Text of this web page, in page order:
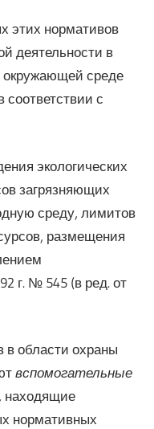
этих нормативов
деятельности в
окружающей среде
соответствии с
экологических
загрязняющих
среду, лимитов
размещения
г. № 545 (в ред. от
в области охраны
вспомогательные
находящие
нормативных